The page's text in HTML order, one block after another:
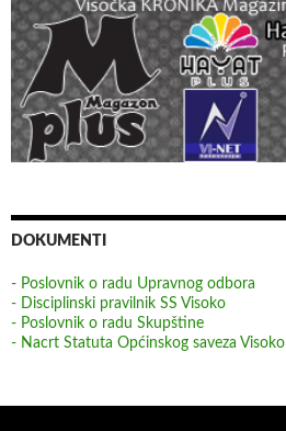
DOKUMENTI
- Poslovnik o radu Upravnog odbora
- Disciplinski pravilnik SS Visoko
- Poslovnik o radu Skupštine
- Nacrt Statuta Općinskog saveza Visoko